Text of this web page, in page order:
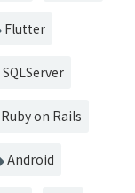
Flutter
SQLServer
Ruby on Rails
Android